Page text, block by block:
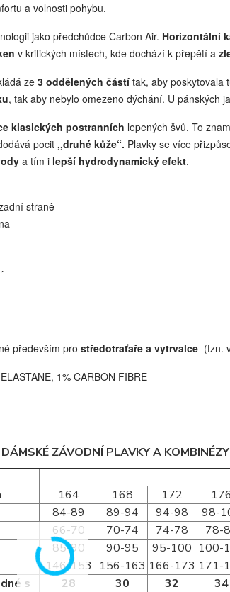
a volnosti pohybu.
jako předchůdce Carbon Air. Horizontální
v kritických místech, kde dochází k přepětí a
ze3 oddělených částítak, aby poskytovala
, tak aby nebylo omezeno dýchání. U pánských
klasických postranních lepených švů. To
pocit ,,druhé kůže“. Plavky se více
a tím i lepší hydrodynamický efekt.
straně
především pro středotraťaře a vytrvalce (tzn.
1% CARBON FIBRE
ZÁVODNÍ PLAVKY A
164 168 172 176
84-89 89-94 94-98 98-
66-70 70-74 74-78 78-
85-90 90-95 95-100 100-
146-153 156-163 166-173 171-
s
28 30 32 34